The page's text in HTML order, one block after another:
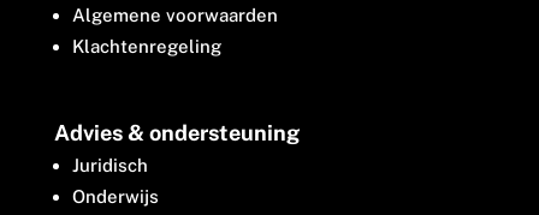
Algemene voorwaarden
Klachtenregeling
Advies & ondersteuning
Juridisch
Onderwijs